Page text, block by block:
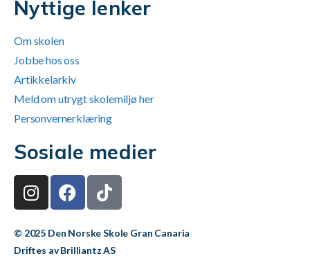
Nyttige lenker
Om skolen
Jobbe hos oss
Artikkelarkiv
Meld om utrygt skolemiljø her
Personvernerklæring
Sosiale medier
© 2025 Den Norske Skole Gran Canaria
Driftes av Brilliantz AS